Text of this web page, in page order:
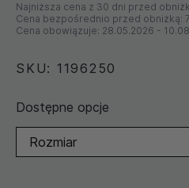
Najniższa cena z 30 dni przed
Cena bezpośrednio przed obniżką:
Cena obowiązuje: 28.05.2026 -
SKU: 1196250
Dostępne opcje
Rozmiar